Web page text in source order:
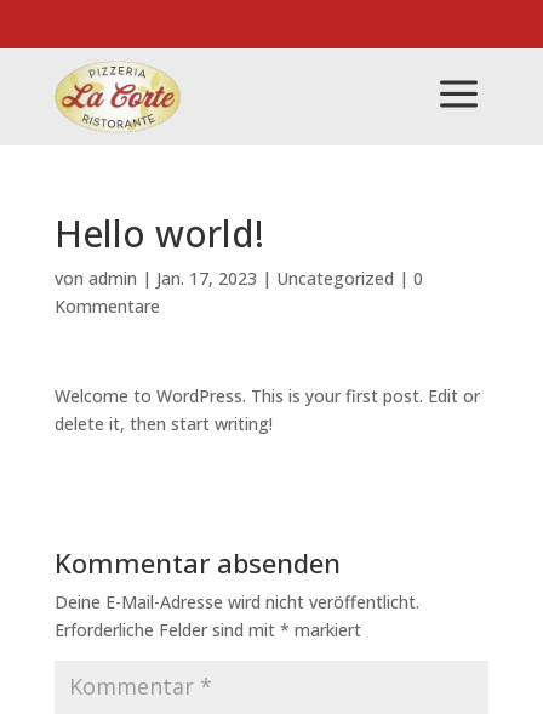
a
Hello world!
von admin | Jan. 17, 2023 | Uncategorized | 0
Kommentare
Welcome to WordPress. This is your first post. Edit or
delete it, then start writing!
Kommentar absenden
Deine E-Mail-Adresse wird nicht veröffentlicht.
Erforderliche Felder sind mit * markiert